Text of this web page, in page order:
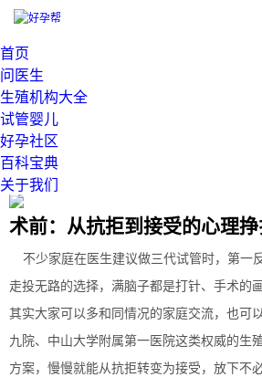
首页
问医生
生殖机构大全
试管婴儿
好孕社区
百科宝典
关于我们
当前位置：
三代试管婴儿真实感受大揭秘：过来人告
发布：2026-06-02 11:13:07
想做三代试管婴儿的家庭，是不是总在纠
一开始就充满抗拒和恐惧，把它当成没办法
过来人的三代试管婴儿真实感受，拆解从术
术前：从抗拒到接受的心理
不少家庭在医生建议做三代试管时，第一
走投无路的选择，满脑子都是打针、手术的
其实大家可以多和同情况的家庭交流，也可
九院、中山大学附属第一医院这类权威的生
方案，慢慢就能从抗拒转变为接受，放下不